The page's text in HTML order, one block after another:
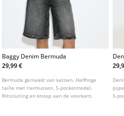
Baggy Denim Bermuda
29,99 €
Bermuda gemaakt van katoen. Halfhoge
taille met riemlussen. 5-pocketmodel.
Ritssluiting en knoop aan de voorkant.
5-